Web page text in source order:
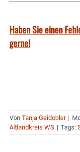
Haben Sie einen
gerne!
Von Tanja Geidobler |
Altlandkreis WS | Tags: